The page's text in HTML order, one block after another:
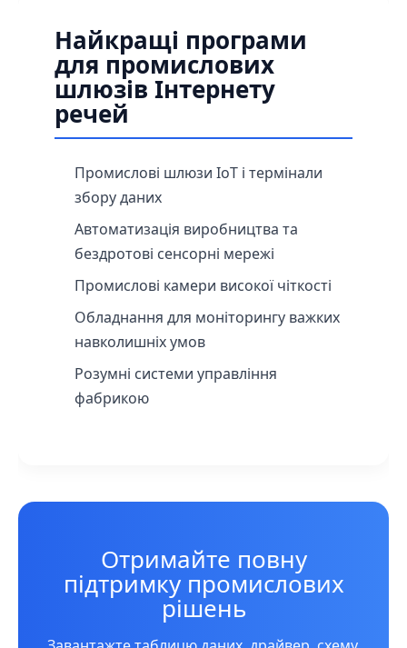
Найкращі програми
для промислових
шлюзів Інтернету
речей
Промислові шлюзи IoT і термінали
збору даних
Автоматизація виробництва та
бездротові сенсорні мережі
Промислові камери високої чіткості
Обладнання для моніторингу важких
навколишніх умов
Розумні системи управління
фабрикою
Отримайте повну
підтримку промислових
рішень